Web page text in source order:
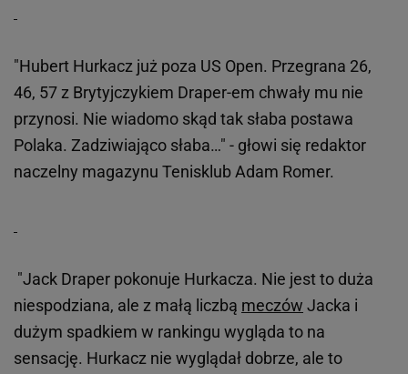
"Hubert Hurkacz już poza US Open. Przegrana 26,
46, 57 z Brytyjczykiem Draper-em chwały mu nie
przynosi. Nie wiadomo skąd tak słaba postawa
Polaka. Zadziwiająco słaba…" - głowi się redaktor
naczelny magazynu Tenisklub Adam Romer.
"Jack Draper pokonuje Hurkacza. Nie jest to duża
niespodziana, ale z małą liczbą meczów Jacka i
dużym spadkiem w rankingu wygląda to na
sensację. Hurkacz nie wyglądał dobrze, ale to